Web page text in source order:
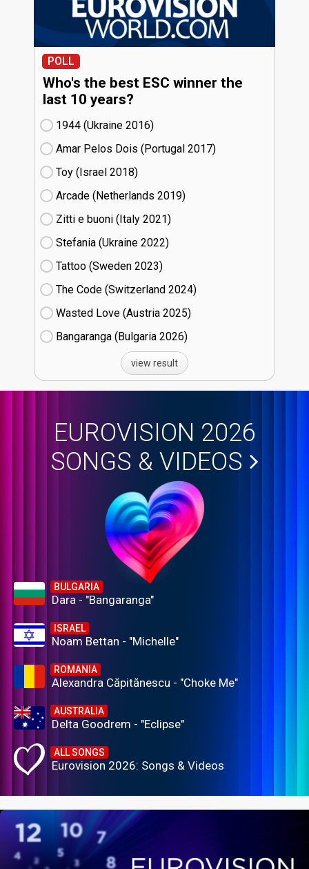
POLL
Who's the best ESC winner the
last 10 years?
1944 (Ukraine
16)
Amar Pelos Dois (Portugal
17)
Toy (Israel
18)
Arcade (Netherlands
19)
Zitti e buoni​ (Italy
21)
Stefania (Ukraine
22)
Tattoo (Sweden
23)
The Code (Switzerland
24)
Wasted Love (Austria
25)
Bangaranga (Bulgaria
26)
view result
EUROVISION 2026
SONGS & VIDEOS
BULGARIA
Dara - "Bangaranga"
ISRAEL
Noam Bettan - "Michelle"
ROMANIA
Alexandra Căpitănescu - "Choke Me"
AUSTRALIA
Delta Goodrem - "Eclipse"
ALL SONGS
Eurovision 2026: Songs & Videos